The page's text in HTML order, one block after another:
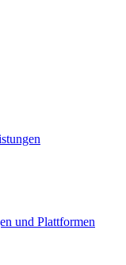
und Plattformen